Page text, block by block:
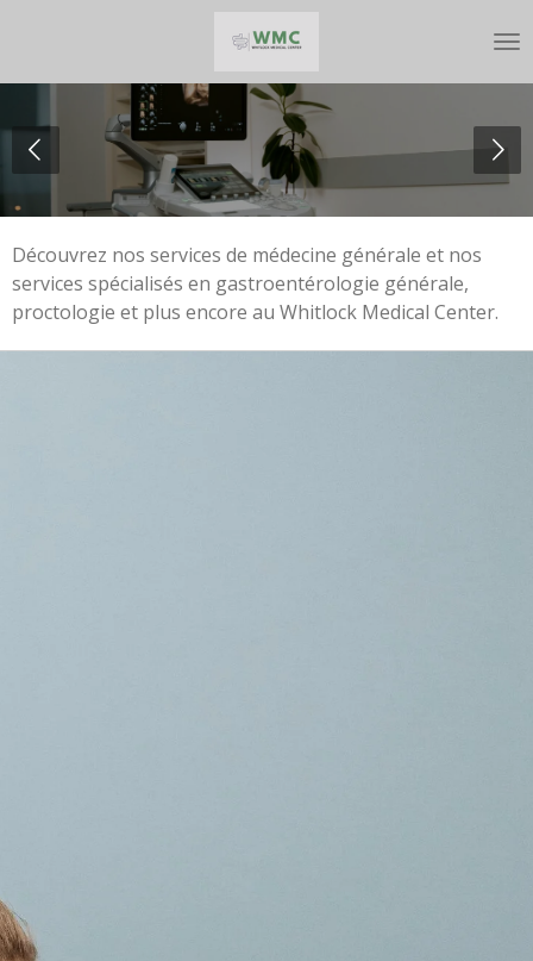
contenu
Découvrez nos services de médecine générale et nos
services spécialisés en gastroentérologie générale,
proctologie et plus encore au Whitlock Medical Center.